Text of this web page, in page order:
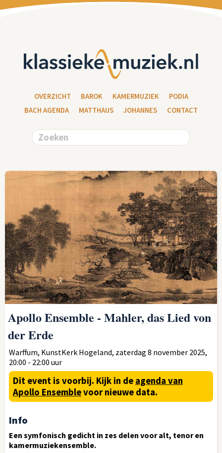
OVERZICHT BAROK KAMERMUZIEK
PODIA
BACH AGENDA
MATTHAUS JOHANNES CONTACT
Apollo Ensemble - Mahler, das Lied von
der Erde
Warffum, KunstKerk Hogeland, zaterdag 8 november 2025,
20:00 - 22:00 uur
Dit event is voorbij. Kijk in de agenda van
Apollo Ensemblevoor nieuwe data.
Info
Een symfonisch gedicht in zes delen voor alt, tenor en
kamermuziekensemble.